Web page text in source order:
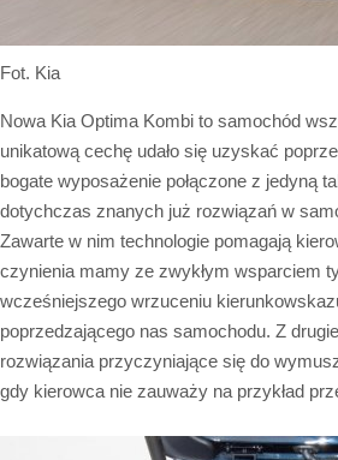
Fot. Kia
Nowa Kia Optima Kombi to samochód
unikatową cechę udało się uzyskać
bogate wyposażenie połączone z jedyną
dotychczas znanych już rozwiązań w
Zawarte w nim technologie pomagają
czynienia mamy ze zwykłym wsparciem
wcześniejszego wrzuceniu
poprzedzającego nas samochodu. Z
rozwiązania przyczyniające się do
gdy kierowca nie zauważy na przykład